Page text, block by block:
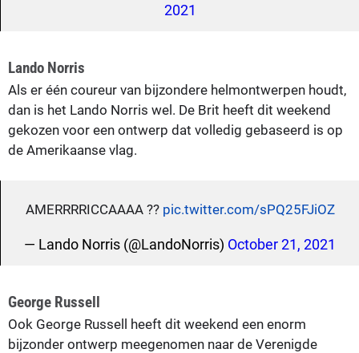
2021
Lando Norris
Als er één coureur van bijzondere helmontwerpen houdt,
dan is het Lando Norris wel. De Brit heeft dit weekend
gekozen voor een ontwerp dat volledig gebaseerd is op
de Amerikaanse vlag.
AMERRRRICCAAAA ?? pic.twitter.com/sPQ25FJiOZ
— Lando Norris (@LandoNorris) October 21, 2021
George Russell
Ook George Russell heeft dit weekend een enorm
bijzonder ontwerp meegenomen naar de Verenigde